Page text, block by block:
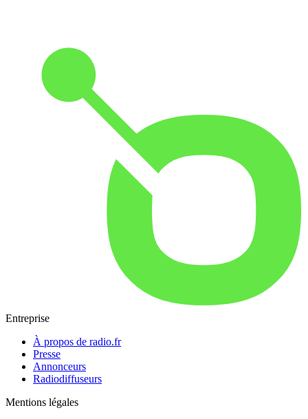
Entreprise
À propos de radio.fr
Presse
Annonceurs
Radiodiffuseurs
Mentions légales